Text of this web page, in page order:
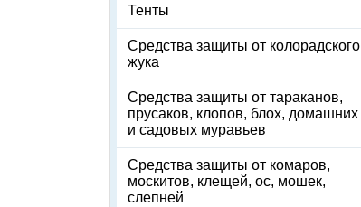
Тенты
Средства защиты от колорадского
жука
Средства защиты от тараканов,
прусаков, клопов, блох, домашних
и садовых муравьев
Средства защиты от комаров,
москитов, клещей, ос, мошек,
слепней